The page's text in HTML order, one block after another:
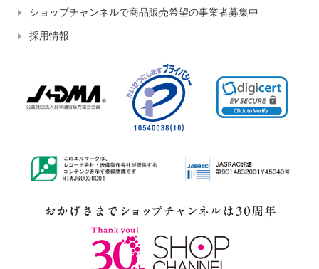
ショップチャンネルで商品販売希望の事業者募集中
採用情報